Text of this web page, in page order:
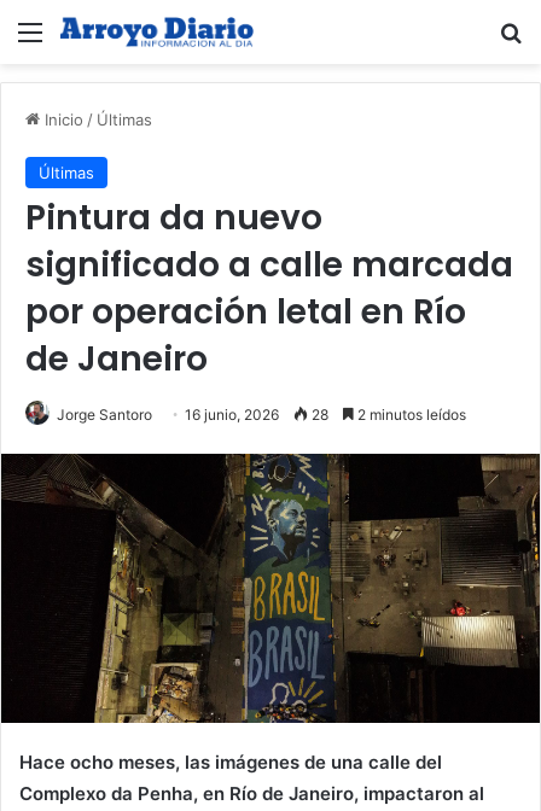
Menú
Inicio / Últimas
Últimas
Pintura da nuevo
significado a calle marcada
por operación letal en Río
de Janeiro
Jorge Santoro 16 junio, 2026 28 2 minutos leídos
Hace ocho meses, las imágenes de una calle del
Complexo da Penha, en Río de Janeiro, impactaron al